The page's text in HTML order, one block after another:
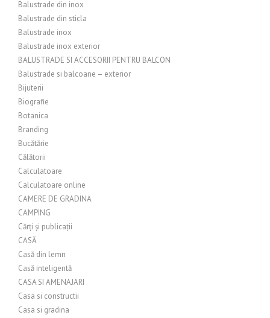
Balustrade din inox
Balustrade din sticla
Balustrade inox
Balustrade inox exterior
BALUSTRADE SI ACCESORII PENTRU BALCON
Balustrade si balcoane – exterior
Bijuterii
Biografie
Botanica
Branding
Bucătărie
Călătorii
Calculatoare
Calculatoare online
CAMERE DE GRADINA
CAMPING
Cărți și publicații
CASĂ
Casă din lemn
Casă inteligentă
CASA SI AMENAJARI
Casa si constructii
Casa si gradina